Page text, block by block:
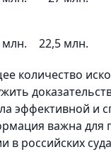
млн. 22,5 млн.
количество
эффективной и
важна для
в российских